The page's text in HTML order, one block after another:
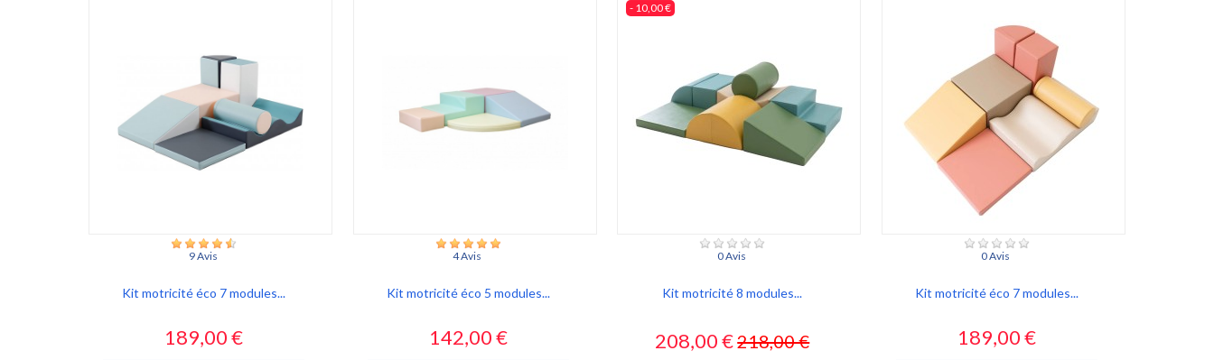
9 Avis
Kit motricité éco 7 modules...
Prix
189,00 €
4 Avis
Kit motricité éco 5 modules...
Prix
142,00 €
0 Avis
Kit motricité 8 modules...
Prix
208,00 €Prix
habituel
218,00 €
- 10,00 €
0 Avis
Kit motricité éco 7 modules...
Prix
189,00 €